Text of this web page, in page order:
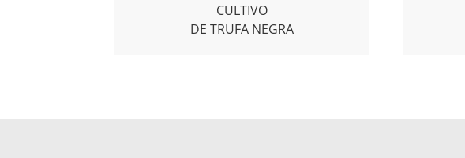
CULTIVO
DE TRUFA NEGRA